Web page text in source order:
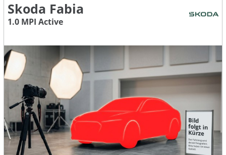
Skoda Fabia
1.0 MPI Active